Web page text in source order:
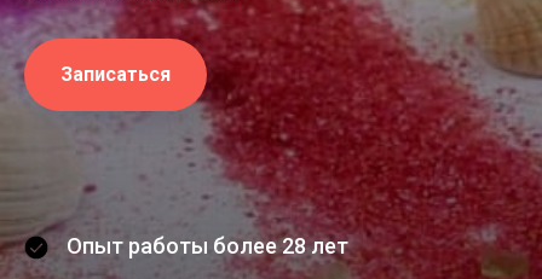
Записаться
Опыт работы более 28 лет